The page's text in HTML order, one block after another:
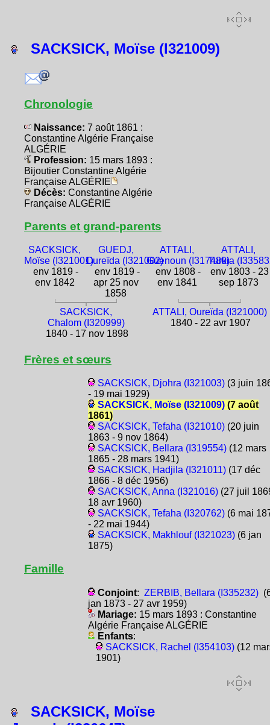
SACKSICK, Moïse (I321009)
Chronologie
Naissance: 7 août 1861 :
Constantine Algérie Française
ALGÉRIE
Profession: 15 mars 1893 :
Bijoutier Constantine Algérie
Française ALGÉRIE
Décès: Constantine Algérie
Française ALGÉRIE
Parents et grand-parents
SACKSICK,
Moïse (I321001)
env 1819 -
env 1842
GUEDJ,
Oureïda (I321002)
env 1819 -
apr 25 nov
1858
ATTALI,
Guenoun (I317480)
env 1808 -
env 1841
ATTALI,
Turkia
env 1803 - 23
sep 1873
SACKSICK,
Chalom (I320999)
1840 - 17 nov 1898
ATTALI, Oureïda (I321000)
1840 - 22 avr 1907
Frères et sœurs
SACKSICK, Djohra (I321003)(3 juin
- 19 mai 1929)
SACKSICK, Moïse (I321009)(7 août
1861)
SACKSICK, Tefaha (I321010)(20 juin
1863 - 9 nov 1864)
SACKSICK, Bellara (I319554)(12 mars
1865 - 28 mars 1941)
SACKSICK, Hadjila (I321011)(17 déc
1866 - 8 déc 1956)
SACKSICK, Anna (I321016)(27 juil
18 avr 1960)
SACKSICK, Tefaha (I320762)(6 mai
- 22 mai 1944)
SACKSICK, Makhlouf (I321023)(6 jan
1875)
Famille
Conjoint: ZERBIB, Bellara (I335232)
jan 1873 - 27 avr 1959)
Mariage: 15 mars 1893 : Constantine
Algérie Française ALGÉRIE
Enfants:
SACKSICK, Rachel (I354103)(12
1901)
SACKSICK, Moïse